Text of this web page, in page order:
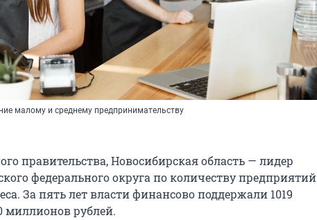
малому и среднему предпринимательству
правительства, Новосибирская область — лидер
федерального округа по количеству предприятий
За пять лет власти финансово поддержали 1019
рублей.